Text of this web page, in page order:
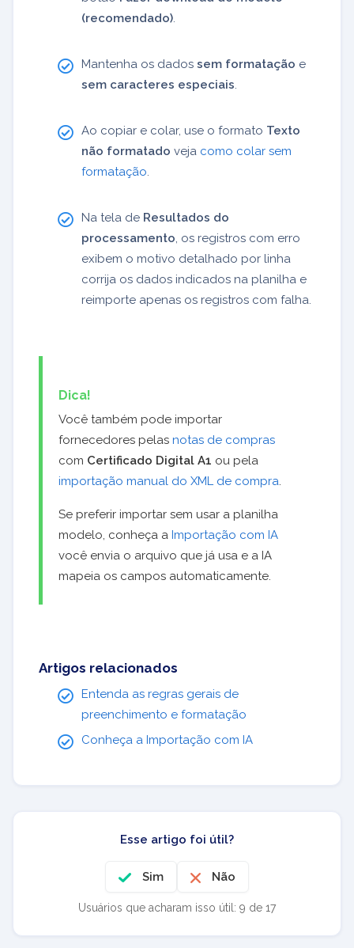
(recomendado)
Mantenha os dados sem formatação e
sem caracteres especiais
Ao copiar e colar, use o formato Texto
não formatado veja como colar sem
formatação
Na tela de Resultados do
processamento , os registros com erro
exibem o motivo detalhado por linha
corrija os dados indicados na planilha e
reimporte apenas os registros com falha.
Dica!
Você também pode importar
fornecedores pelas notas de compras
com Certificado Digital A1 ou pela
importação manual do XML de compra.
Se preferir importar sem usar a planilha
modelo, conheça a Importação com IA
você envia o arquivo que já usa e a IA
mapeia os campos automaticamente.
Artigos relacionados
Entenda as regras gerais de
preenchimento e formatação
Conheça a Importação com IA
Esse artigo foi útil?
Sim Não
Usuários que acharam isso útil: 9 de 17